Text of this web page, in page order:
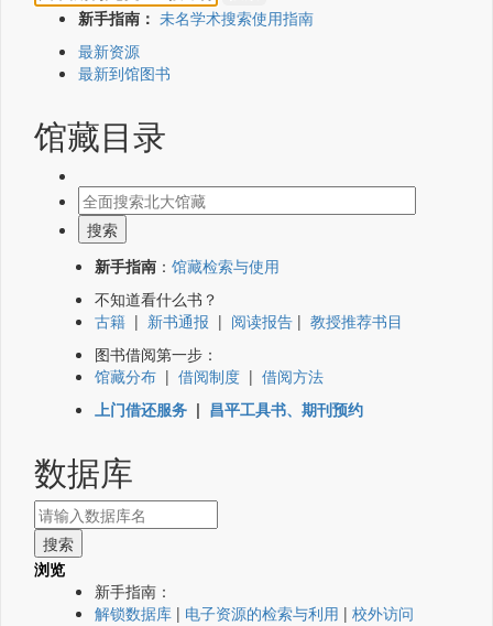
新手指南： 未名学术搜索使用指南
最新资源
最新到馆图书
馆藏目录
新手指南 ： 馆藏检索与使用
不知道看什么书？
古籍 | 新书通报 | 阅读报告 | 教授推荐书目
图书借阅第一步：
馆藏分布 | 借阅制度 | 借阅方法
上门借还服务 | 昌平工具书、期刊预约
数据库
浏览
新手指南：
解锁数据库 | 电子资源的检索与利用 | 校外访问